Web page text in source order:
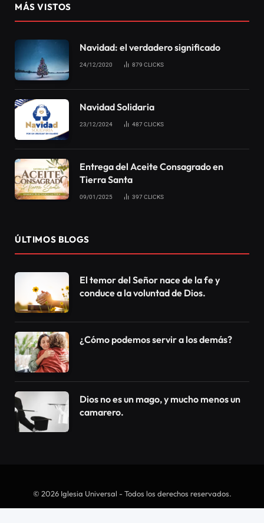
MÁS VISTOS
Navidad: el verdadero significado
24/12/2020 879 CLICKS
Navidad Solidaria
23/12/2024 487 CLICKS
Entrega del Aceite Consagrado en
Tierra Santa
09/01/2025 397 CLICKS
ÚLTIMOS BLOGS
El temor del Señor nace de la fe y
conduce a la voluntad de Dios.
¿Cómo podemos servir a los demás?
Dios no es un mago, y mucho menos un
camarero.
© 2026 Iglesia Universal - Todos los derechos reservados.